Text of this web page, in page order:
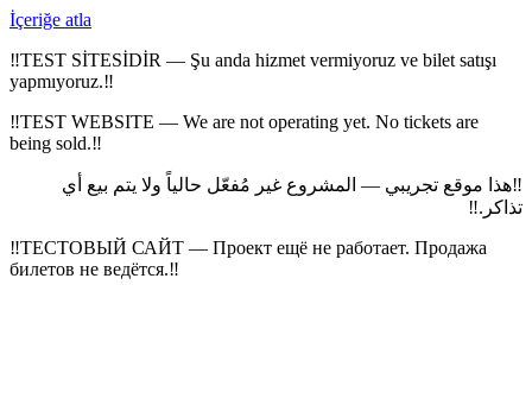
İçeriğe atla
‼TEST SİTESİDİR — Şu anda hizmet vermiyoruz ve bilet satışı
yapmıyoruz.‼
‼TEST WEBSITE — We are not operating yet. No tickets are
being sold.‼
‼هذا موقع تجريبي — المشروع غير مُفعّل حالياً ولا يتم بيع أي
تذاكر.‼
‼ТЕСТОВЫЙ САЙТ — Проект ещё не работает. Продажа
билетов не ведётся.‼